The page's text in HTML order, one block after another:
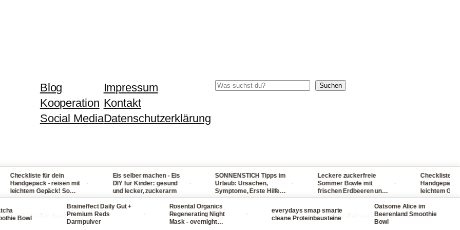
Blog
Kooperation
Social Media
Impressum
Kontakt
Datenschutzerklärung
Suchen Suchen
139 B, 10407 Berlin Diese Webseite enthältWerbung
für dein
- reisen mit
Gepäck! So
du nie wieder zu
ein
·
Eis selber machen - Eis
DIY für Kinder: gesund
und lecker, zuckerarm
·
SONNENSTICH Tipps im
Urlaub: Ursachen,
Symptome, Erste Hilfe
bei Fieber, Sonnenbrand
und Halsschmerzen
Leckere zuckerfreie
Sommer Bowle mit
frischen Erdbeeren und
Waldmeister ganz
Checkliste für dein
Handgepäck -
leichtem Gepäck!
packst du nie
viel ein
Bowl
·
Braineffect Daily Gut +
Premium Reds
Darmpulver
Rosental Organics
Regenerating Night
Mask - overnight
everydays smap smarte
cleane Proteinbausteine
·
Oatsome Alice im
Beerenland Smoothie
Bowl